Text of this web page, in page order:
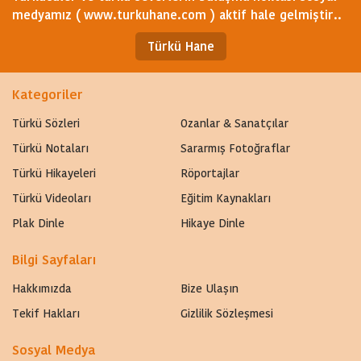
medyamız ( www.turkuhane.com ) aktif hale gelmiştir..
Türkü Hane
Kategoriler
Türkü Sözleri
Ozanlar & Sanatçılar
Türkü Notaları
Sararmış Fotoğraflar
Türkü Hikayeleri
Röportajlar
Türkü Videoları
Eğitim Kaynakları
Plak Dinle
Hikaye Dinle
Bilgi Sayfaları
Hakkımızda
Bize Ulaşın
Tekif Hakları
Gizlilik Sözleşmesi
Sosyal Medya